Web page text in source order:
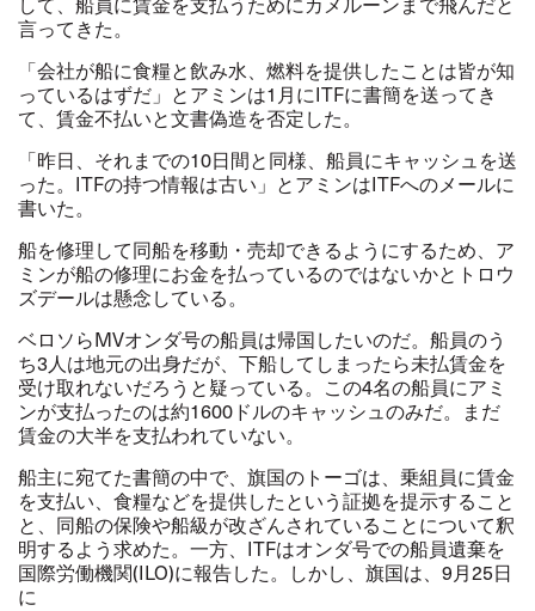
言ってきた。
「会社が船に食糧と飲み水、燃料を提供したことは皆が知
っているはずだ」とアミンは1月にITFに書簡を送ってき
て、賃金不払いと文書偽造を否定した。
「昨日、それまでの10日間と同様、船員にキャッシュを送
った。ITFの持つ情報は古い」とアミンはITFへのメールに
書いた。
船を修理して同船を移動・売却できるようにするため、ア
ミンが船の修理にお金を払っているのではないかとトロウ
ズデールは懸念している。
ベロソらMVオンダ号の船員は帰国したいのだ。船員のう
ち3人は地元の出身だが、下船してしまったら未払賃金を
受け取れないだろうと疑っている。この4名の船員にアミ
ンが支払ったのは約1600ドルのキャッシュのみだ。まだ
賃金の大半を支払われていない。
船主に宛てた書簡の中で、旗国のトーゴは、乗組員に賃金
を支払い、食糧などを提供したという証拠を提示すること
と、同船の保険や船級が改ざんされていることについて釈
明するよう求めた。一方、ITFはオンダ号での船員遺棄を
国際労働機関(ILO)に報告した。しかし、旗国は、9月25日
に